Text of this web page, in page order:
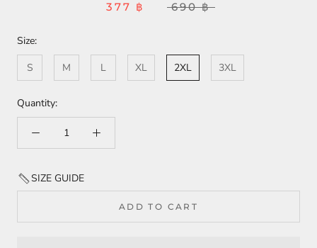
377 ฿ 690 ฿
Size:
S
M L XL 2XL 3XL
Quantity:
SIZE GUIDE
ADD TO CART